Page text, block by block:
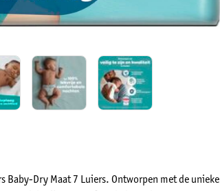
Baby-Dry Maat 7 Luiers. Ontworpen met de unieke